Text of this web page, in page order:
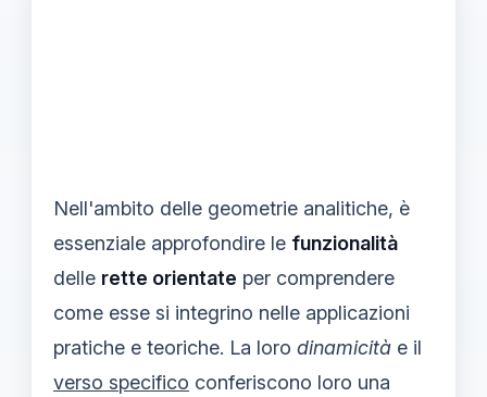
Nell'ambito delle geometrie analitiche, è
essenziale approfondire le funzionalità
delle rette orientate per comprendere
come esse si integrino nelle applicazioni
pratiche e teoriche. La loro dinamicità e il
verso specifico conferiscono loro una